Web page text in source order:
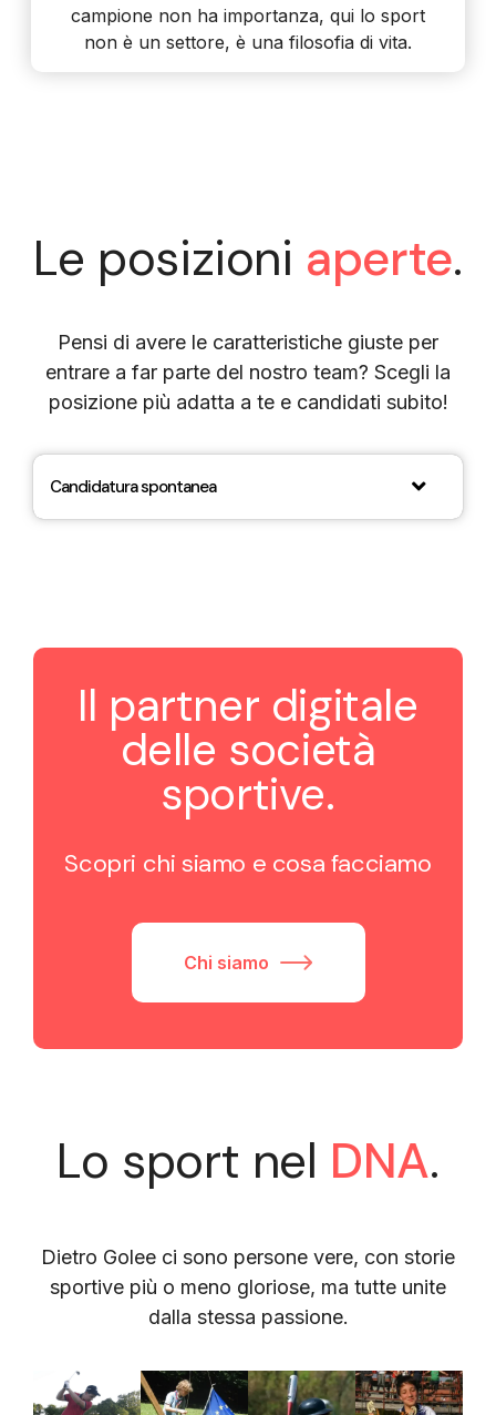
campione non ha importanza, qui lo sport
non è un settore, è una filosofia di vita.
Le posizioni aperte.
Pensi di avere le caratteristiche giuste per
entrare a far parte del nostro team? Scegli la
posizione più adatta a te e candidati subito!
Candidatura spontanea
Il partner digitale
delle società
sportive.
Scopri chi siamo e cosa facciamo
Chi siamo
Lo sport nel DNA.
Dietro Golee ci sono persone vere, con storie
sportive più o meno gloriose, ma tutte unite
dalla stessa passione.